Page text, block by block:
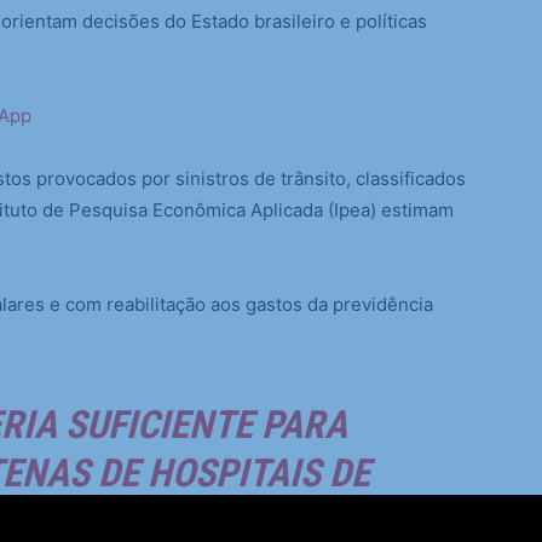
decisões do Estado brasileiro e políticas
provocados por sinistros de trânsito, classificados
de Pesquisa Econômica Aplicada (Ipea) estimam
e com reabilitação aos gastos da previdência
SUFICIENTE PARA
DE HOSPITAIS DE